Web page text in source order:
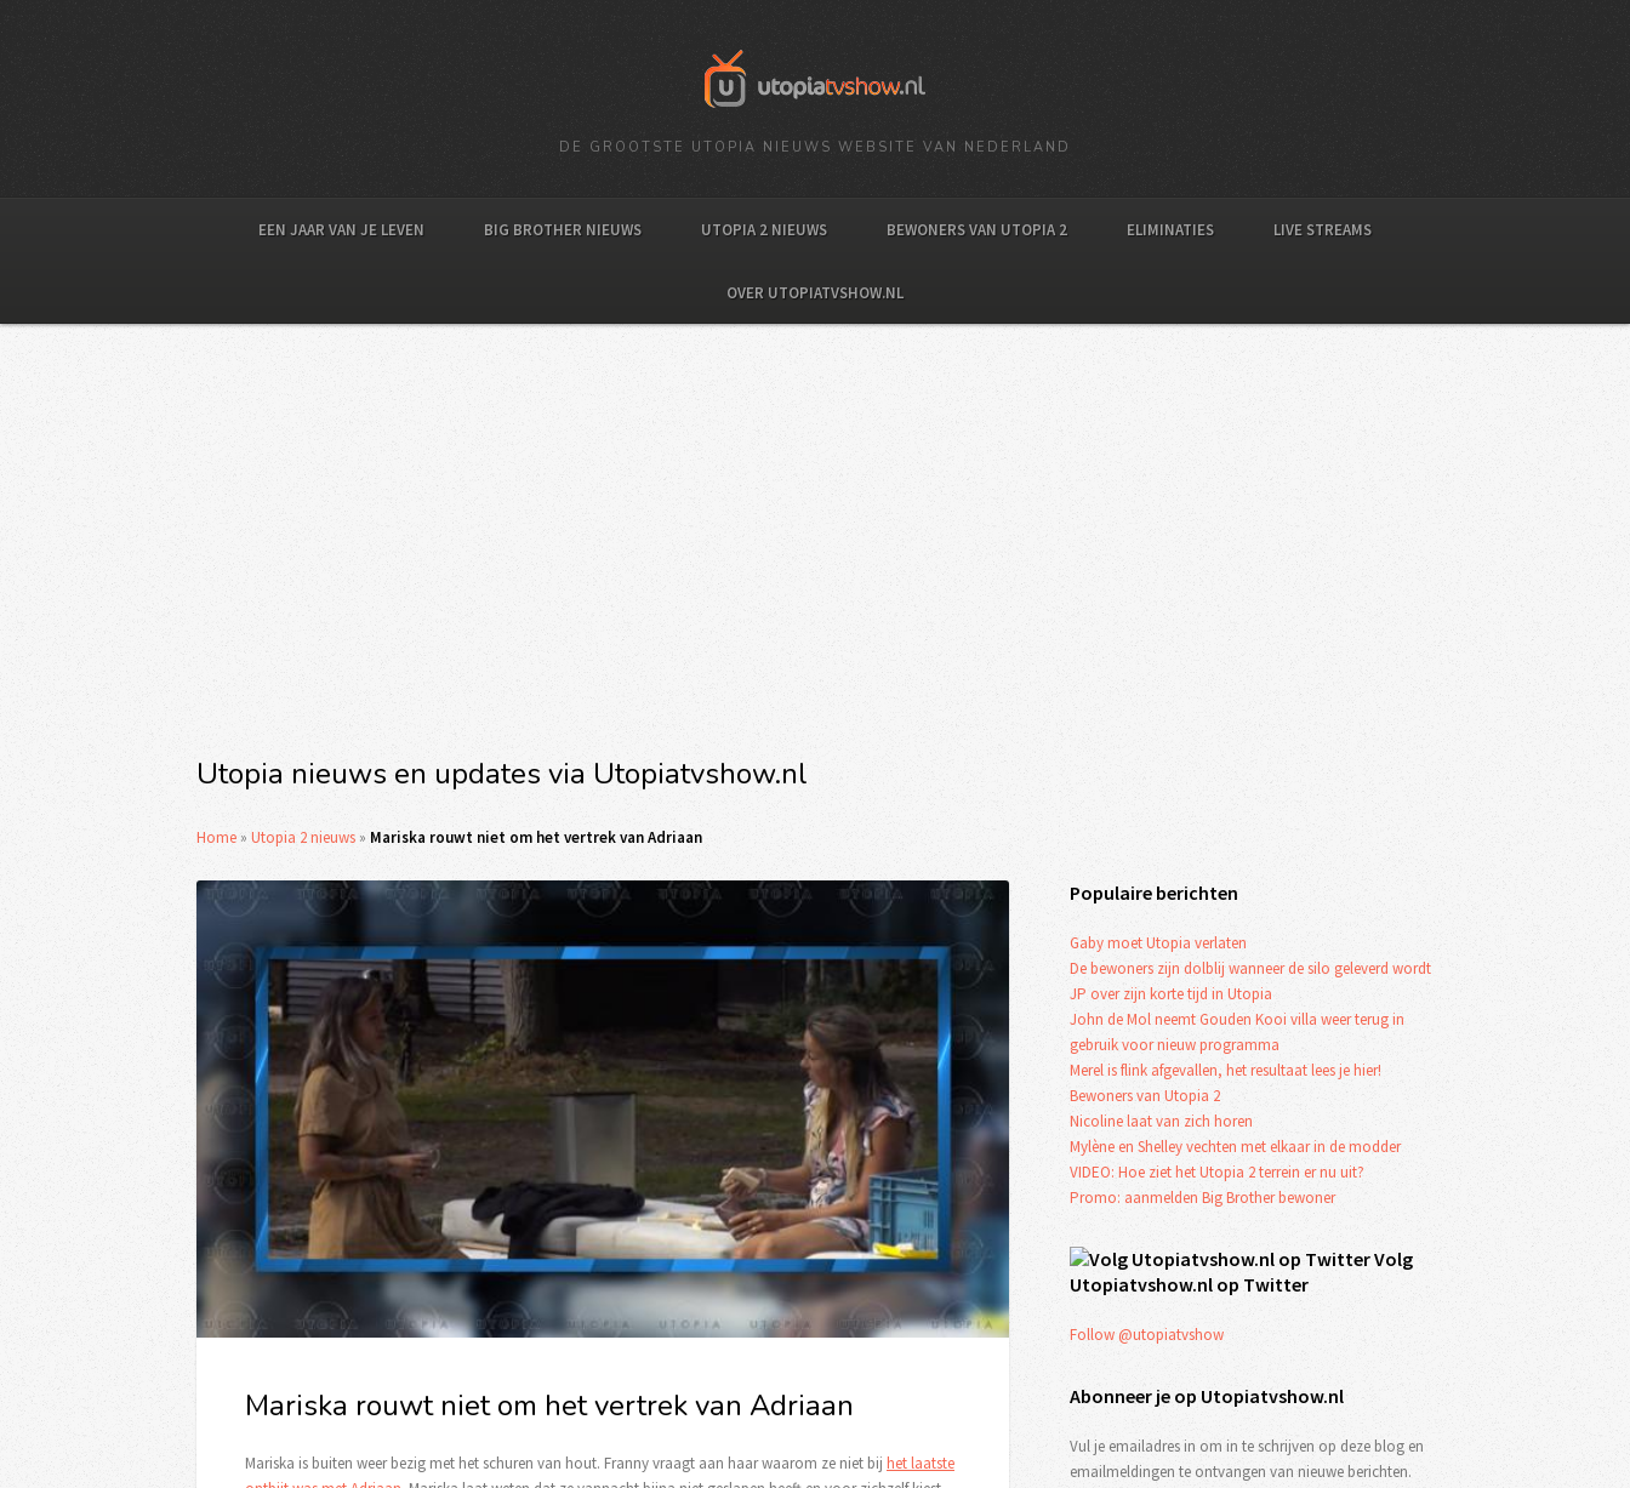
DE GROOTSTE UTOPIA NIEUWS WEBSITE VAN NEDERLAND
EEN JAAR VAN JE LEVEN BIG BROTHER NIEUWS UTOPIA 2 NIEUWS BEWONERS VAN UTOPIA 2 ELIMINATIES LIVE STREAMS
OVER UTOPIATVSHOW.NL
Utopia nieuws en updates via Utopiatvshow.nl
Home » Utopia 2 nieuws » Mariska rouwt niet om het vertrek van Adriaan
Mariska rouwt niet om het vertrek van Adriaan
Mariska is buiten weer bezig met het schuren van hout. Franny vraagt aan haar waarom ze niet bij het laatste
Populaire berichten
Gaby moet Utopia verlaten
De bewoners zijn dolblij wanneer de silo geleverd wordt
JP over zijn korte tijd in Utopia
John de Mol neemt Gouden Kooi villa weer terug in
gebruik voor nieuw programma
Merel is flink afgevallen, het resultaat lees je hier!
Bewoners van Utopia 2
Nicoline laat van zich horen
Mylène en Shelley vechten met elkaar in de modder
VIDEO: Hoe ziet het Utopia 2 terrein er nu uit?
Promo: aanmelden Big Brother bewoner
Volg
Utopiatvshow.nl op Twitter
Follow @utopiatvshow
Abonneer je op Utopiatvshow.nl
Vul je emailadres in om in te schrijven op deze blog en
emailmeldingen te ontvangen van nieuwe berichten.